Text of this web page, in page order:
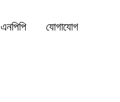
যোগাযোগ